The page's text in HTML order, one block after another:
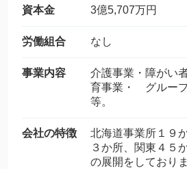
資本金 3億5,707万円
労働組合 なし
事業内容
介護事業・障がい
育事業・ グルー
等。
会社の特徴
北海道事業所１９
３か所、関東４５
の展開をしており